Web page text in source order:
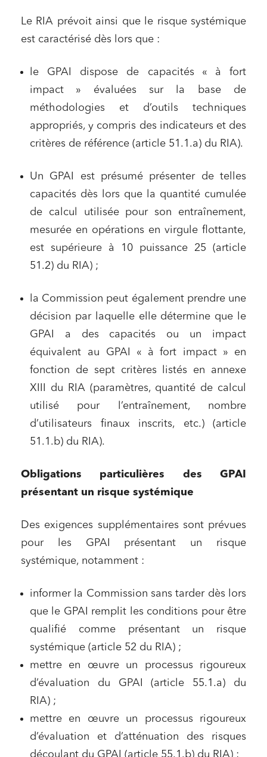
Le RIA prévoit ainsi que le risque systémique
est caractérisé dès lors que :
le GPAI dispose de capacités « à fort
impact » évaluées sur la base de
méthodologies et d’outils techniques
appropriés, y compris des indicateurs et des
critères de référence (article 51.1.a) du RIA).
Un GPAI est présumé présenter de telles
capacités dès lors que la quantité cumulée
de calcul utilisée pour son entraînement,
mesurée en opérations en virgule flottante,
est supérieure à 10 puissance 25 (article
51.2) du RIA) ;
la Commission peut également prendre une
décision par laquelle elle détermine que le
GPAI a des capacités ou un impact
équivalent au GPAI « à fort impact » en
fonction de sept critères listés en annexe
XIII du RIA (paramètres, quantité de calcul
utilisé pour l’entraînement, nombre
d’utilisateurs finaux inscrits, etc.) (article
51.1.b) du RIA).
Obligations particulières des GPAI
présentant un risque systémique
Des exigences supplémentaires sont prévues
pour les GPAI présentant un risque
systémique, notamment :
informer la Commission sans tarder dès lors
que le GPAI remplit les conditions pour être
qualifié comme présentant un risque
systémique (article 52 du RIA) ;
mettre en œuvre un processus rigoureux
d’évaluation du GPAI (article 55.1.a) du
RIA) ;
mettre en œuvre un processus rigoureux
d’évaluation et d’atténuation des risques
découlant du GPAI (article 55.1.b) du RIA) ;
Relations commerciales et contrats
Associations et acteurs de l’économie sociale et
Media et édition
Immobilier et habitat
Entreprises du numérique
Établissements financiers
Mobilité et transport
Droit du numérique, données et conformité
Relations sociales et droit du travail
Services publics et collectivités
Commande publique
Projets immobiliers
Environnement
Urbanisme et aménagement
Banque finance et assurance
Droit des sociétés et Fusions-Acquisitions
J'ai lu et j'accepte la politique de confidentialité